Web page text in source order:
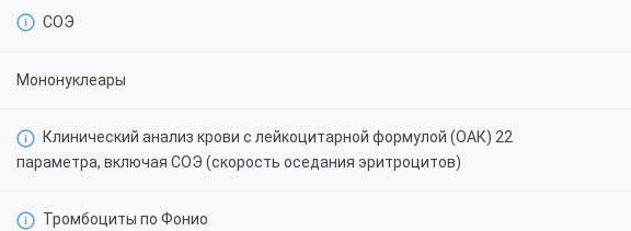
СОЭ
Мононуклеары
Клинический анализ крови с лейкоцитарной формулой (ОАК) 22
параметра, включая СОЭ (скорость оседания эритроцитов)
Тромбоциты по Фонио